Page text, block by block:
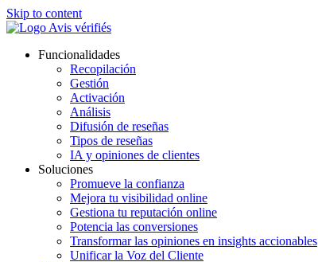
Skip to content
Funcionalidades
Recopilación
Gestión
Activación
Análisis
Difusión de reseñas
Tipos de reseñas
IA y opiniones de clientes
Soluciones
Promueve la confianza
Mejora tu visibilidad online
Gestiona tu reputación online
Potencia las conversiones
Transformar las opiniones en insights accionables
Unificar la Voz del Cliente